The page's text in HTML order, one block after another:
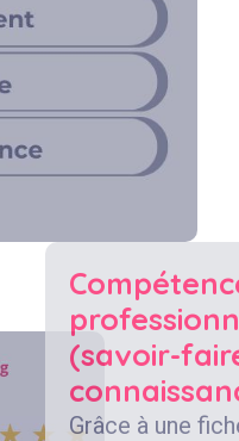
(savoir-
Grâce à une